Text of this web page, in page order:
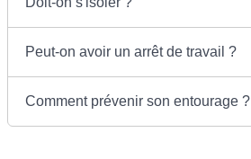
Peut-on avoir un arrêt de travail ?
Comment prévenir son entourage ?